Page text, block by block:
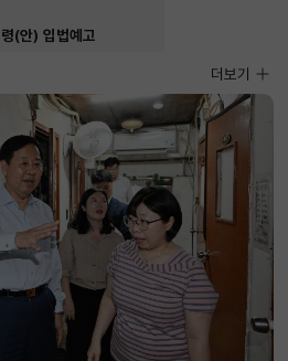
령(안) 입법예고
사진뉴스
더보기